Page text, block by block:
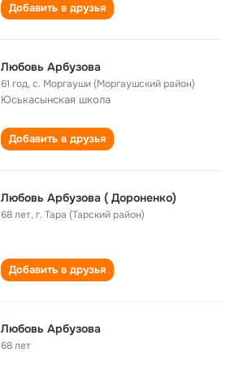
Добавить в друзья
Любовь Арбузова
61 год,с. Моргауши (Моргаушский район)
Юськасынская школа
Добавить в друзья
Любовь Арбузова ( Дороненко)
68 лет,г. Тара (Тарский район)
Добавить в друзья
Любовь Арбузова
68 лет